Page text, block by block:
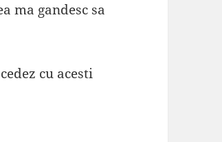
ma gandesc sa
cu acesti